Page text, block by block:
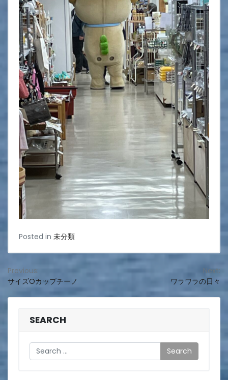
Posted in 未分類
投
稿
ナ
ー
Previous:
サイズOカップチーノ
Next:
ワラワラの日々
SEARCH
Search